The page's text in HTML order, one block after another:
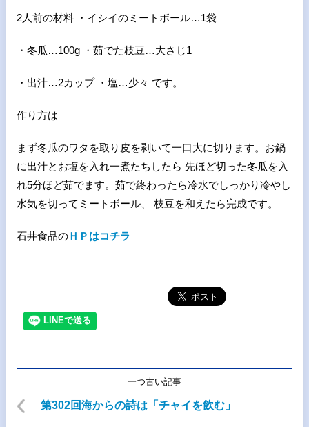
2人前の材料 ・イシイのミートボール…1袋
・冬瓜…100g ・茹でた枝豆…大さじ1
・出汁…2カップ ・塩…少々 です。
作り方は
まず冬瓜のワタを取り皮を剥いて一口大に切ります。お鍋
に出汁とお塩を入れ一煮たちしたら 先ほど切った冬瓜を入
れ5分ほど茹でます。茹で終わったら冷水でしっかり冷やし
水気を切ってミートボール、 枝豆を和えたら完成です。
石井食品のＨＰはコチラ
一つ古い記事
第302回海からの詩は「チャイを飲む」